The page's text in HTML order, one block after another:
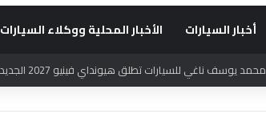
أخبار السيارات الأخبار المحلية ووكلاء السيارات
فريق هوندا السعودية (HRS)يختتم بطولة السعودية تويوتا صعود الهضبة بإنجازات مميزة